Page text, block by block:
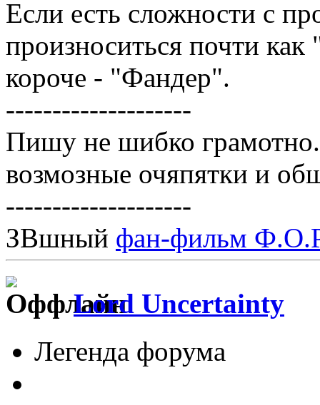
Если есть сложности с
произноситься почти
короче - "Фандер".
--------------------
Пишу не шибко
возмозные очяпятки и
--------------------
ЗВшный фан-фильм
Lord Uncertainty
Легенда форума